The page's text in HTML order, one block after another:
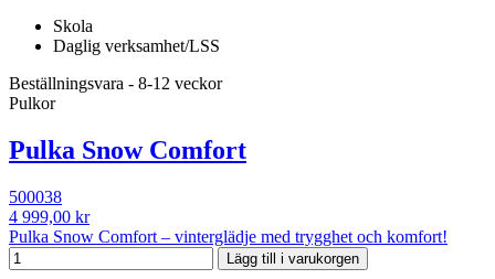
Skola
Daglig verksamhet/LSS
Beställningsvara - 8-12 veckor
Pulkor
Pulka Snow Comfort
500038
4 999,00 kr
Pulka Snow Comfort – vinterglädje med trygghet och komfort!
Lägg till i varukorgen